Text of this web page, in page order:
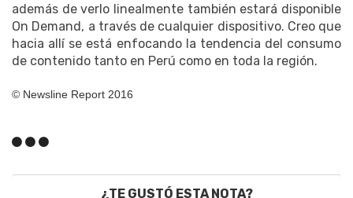
además de verlo linealmente también estará disponible
On Demand, a través de cualquier dispositivo. Creo que
hacia allí se está enfocando la tendencia del consumo
de contenido tanto en Perú como en toda la región.
© Newsline Report 2016
¿TE GUSTÓ ESTA NOTA?